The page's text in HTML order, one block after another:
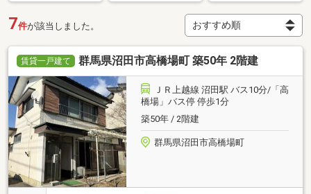
7件が該当しました。
賃貸一戸建て 群馬県沼田市高橋場町 築50年 2階建
ＪＲ上越線 沼田駅 バス10分/「高
橋場」バス停 停歩1分
築50年 / 2階建
群馬県沼田市高橋場町